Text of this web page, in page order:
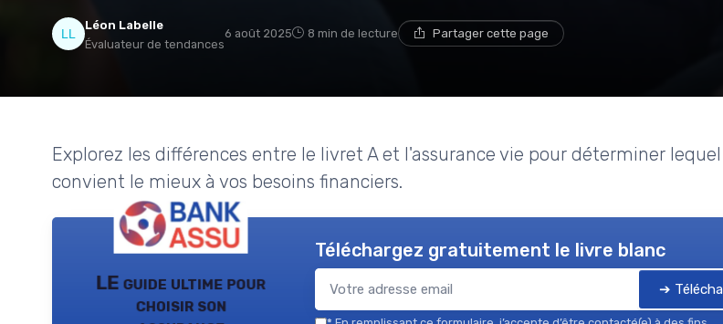
Léon Labelle
Évaluateur de tendances
6 août 2025 8 min de lecture Partager cette page
Explorez les différences entre le livret A et l'assurance vie pour déterminer lequel
convient le mieux à vos besoins financiers.
LE guide ultime pour
choisir son
Téléchargez gratuitement le livre blanc
➔